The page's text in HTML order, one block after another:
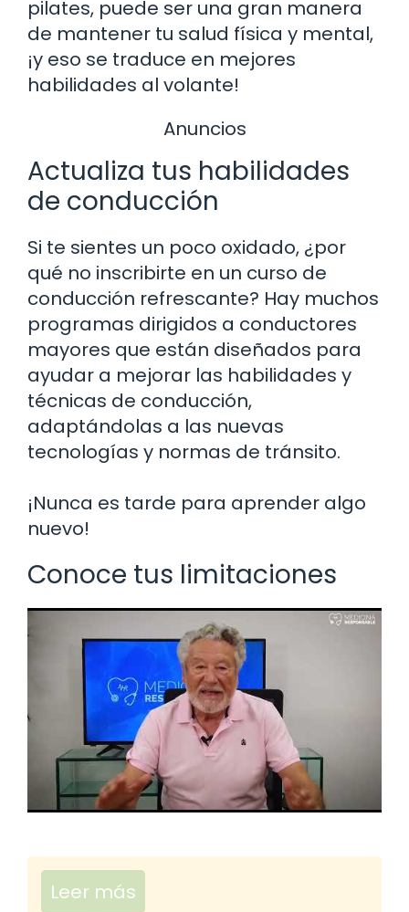
pilates, puede ser una gran manera
de mantener tu salud física y mental,
¡y eso se traduce en mejores
habilidades al volante!
Anuncios
Actualiza tus habilidades
de conducción
Si te sientes un poco oxidado, ¿por
qué no inscribirte en un curso de
conducción refrescante? Hay muchos
programas dirigidos a conductores
mayores que están diseñados para
ayudar a mejorar las habilidades y
técnicas de conducción,
adaptándolas a las nuevas
tecnologías y normas de tránsito.
¡Nunca es tarde para aprender algo
nuevo!
Conoce tus limitaciones
Leer más